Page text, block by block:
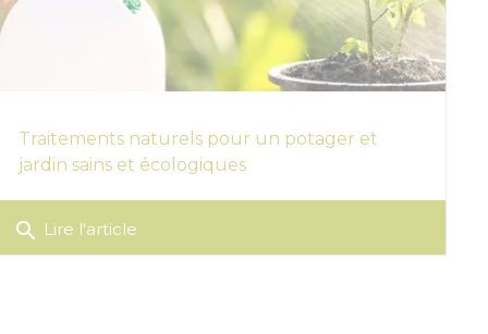
Traitements naturels pour un potager et
jardin sains et écologiques
search Lire l'article